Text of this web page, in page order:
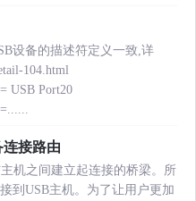
设备的描述符定义一致,详
104.html
USB Port20
接路由
机之间建立起连接的桥梁。所
到USB主机。为了让用户更加